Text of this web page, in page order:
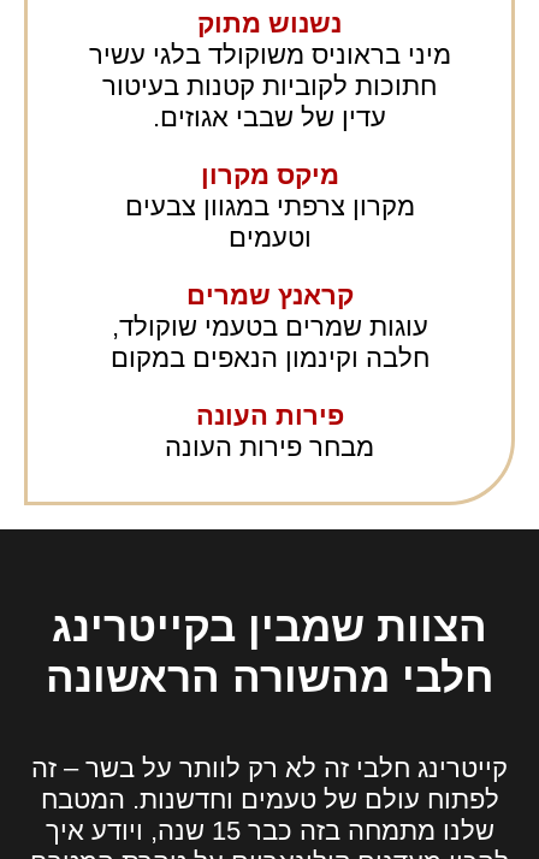
נשנוש מתוק
מיני בראוניס משוקולד בלגי עשיר
חתוכות לקוביות קטנות בעיטור
עדין של שבבי אגוזים.
מיקס מקרון
מקרון צרפתי במגוון צבעים
וטעמים
קראנץ שמרים
עוגות שמרים בטעמי שוקולד,
חלבה וקינמון הנאפים במקום
פירות העונה
מבחר פירות העונה
הצוות שמבין בקייטרינג
חלבי מהשורה הראשונה